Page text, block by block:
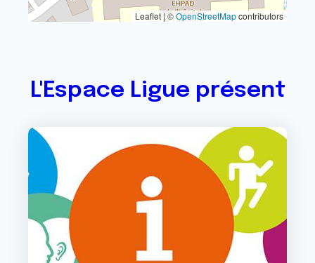
Leaflet | ©OpenStreetMapcontributors
L'Espace Ligue présent
Image